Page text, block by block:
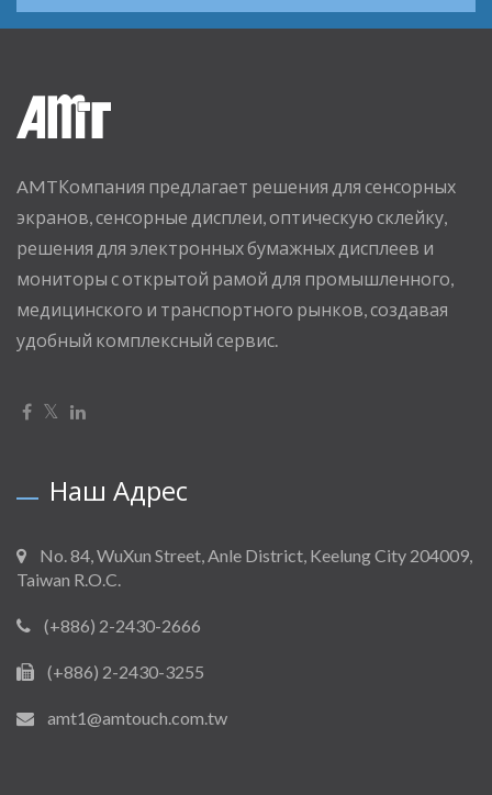
AMTКомпания предлагает решения для сенсорных
экранов, сенсорные дисплеи, оптическую склейку,
решения для электронных бумажных дисплеев и
мониторы с открытой рамой для промышленного,
медицинского и транспортного рынков, создавая
удобный комплексный сервис.
Наш Адрес
No. 84, WuXun Street, Anle District, Keelung City 204009,
Taiwan R.O.C.
(+886) 2-2430-2666
(+886) 2-2430-3255
amt1@amtouch.com.tw